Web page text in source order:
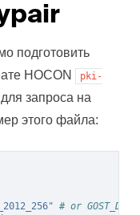
подготовить
HOCON
pki-
запроса на
этого файла:
# or